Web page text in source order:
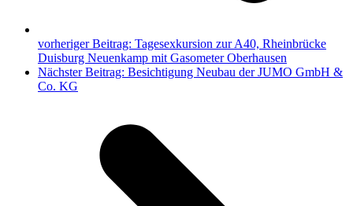
vorheriger Beitrag: Tagesexkursion zur A40, Rheinbrücke
Duisburg Neuenkamp mit Gasometer Oberhausen
Nächster Beitrag: Besichtigung Neubau der JUMO GmbH &
Co. KG